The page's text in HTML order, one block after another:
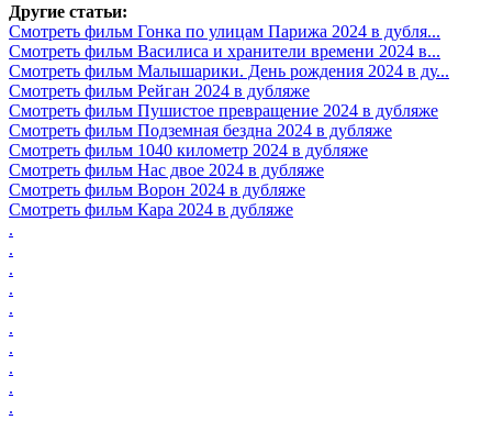
Другие статьи:
Смотреть фильм Гонка по улицам Парижа 2024 в дубля...
Смотреть фильм Василиса и хранители времени 2024 в...
Смотреть фильм Малышарики. День рождения 2024 в ду...
Смотреть фильм Рейган 2024 в дубляже
Смотреть фильм Пушистое превращение 2024 в дубляже
Смотреть фильм Подземная бездна 2024 в дубляже
Смотреть фильм 1040 километр 2024 в дубляже
Смотреть фильм Нас двое 2024 в дубляже
Смотреть фильм Ворон 2024 в дубляже
Смотреть фильм Кара 2024 в дубляже
.
.
.
.
.
.
.
.
.
.